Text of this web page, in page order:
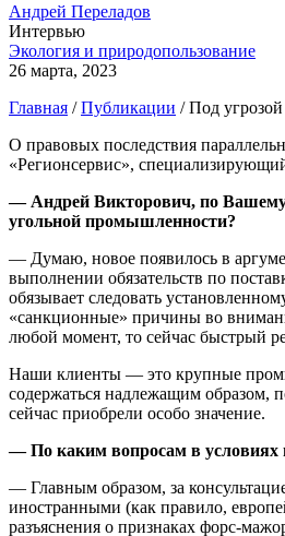
Андрей Переладов
Интервью
Экология и природопользование
26 марта, 2023
Главная /Публикации /Под
О правовых последствия
«Регионсервис»,
— Андрей Викторович, по Вашему
угольной промышленности?
— Думаю, новое появилось в
выполнении обязательств по
обязывает следовать
«санкционные» причины во
любой момент, то сейчас быстрый
Наши клиенты — это крупные
содержаться надлежащим образом,
сейчас приобрели особо значение.
— По каким вопросам в условиях
— Главным образом, за
иностранными (как правило,
разъяснения о признаках форс-